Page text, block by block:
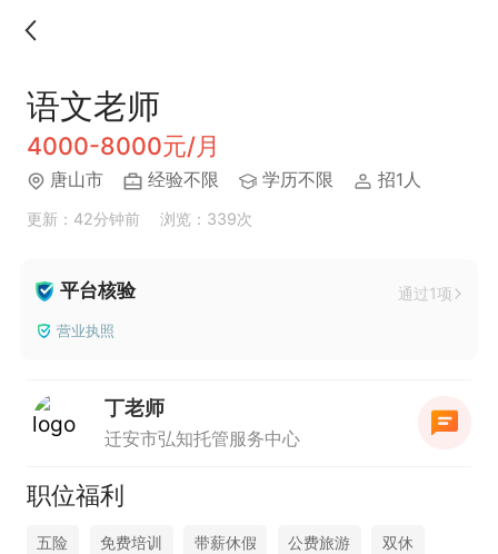
语文老师
4000-8000元/月
唐山市 经验不限 学历不限 招1人
更新：42分钟前 浏览：339次
平台核验 通过1项
营业执照
丁老师
迁安市弘知托管服务中心
职位福利
五险 免费培训 带薪休假 公费旅游 双休